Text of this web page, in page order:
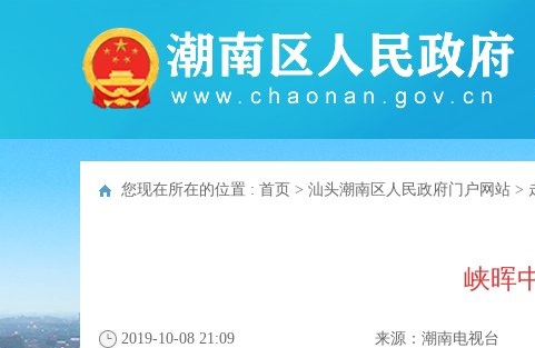
您现在所在的位置 : 首页 > 汕头潮南区人民政府门户网站 >
峡晖
2019-10-08 21:09 来源： 潮南电视台